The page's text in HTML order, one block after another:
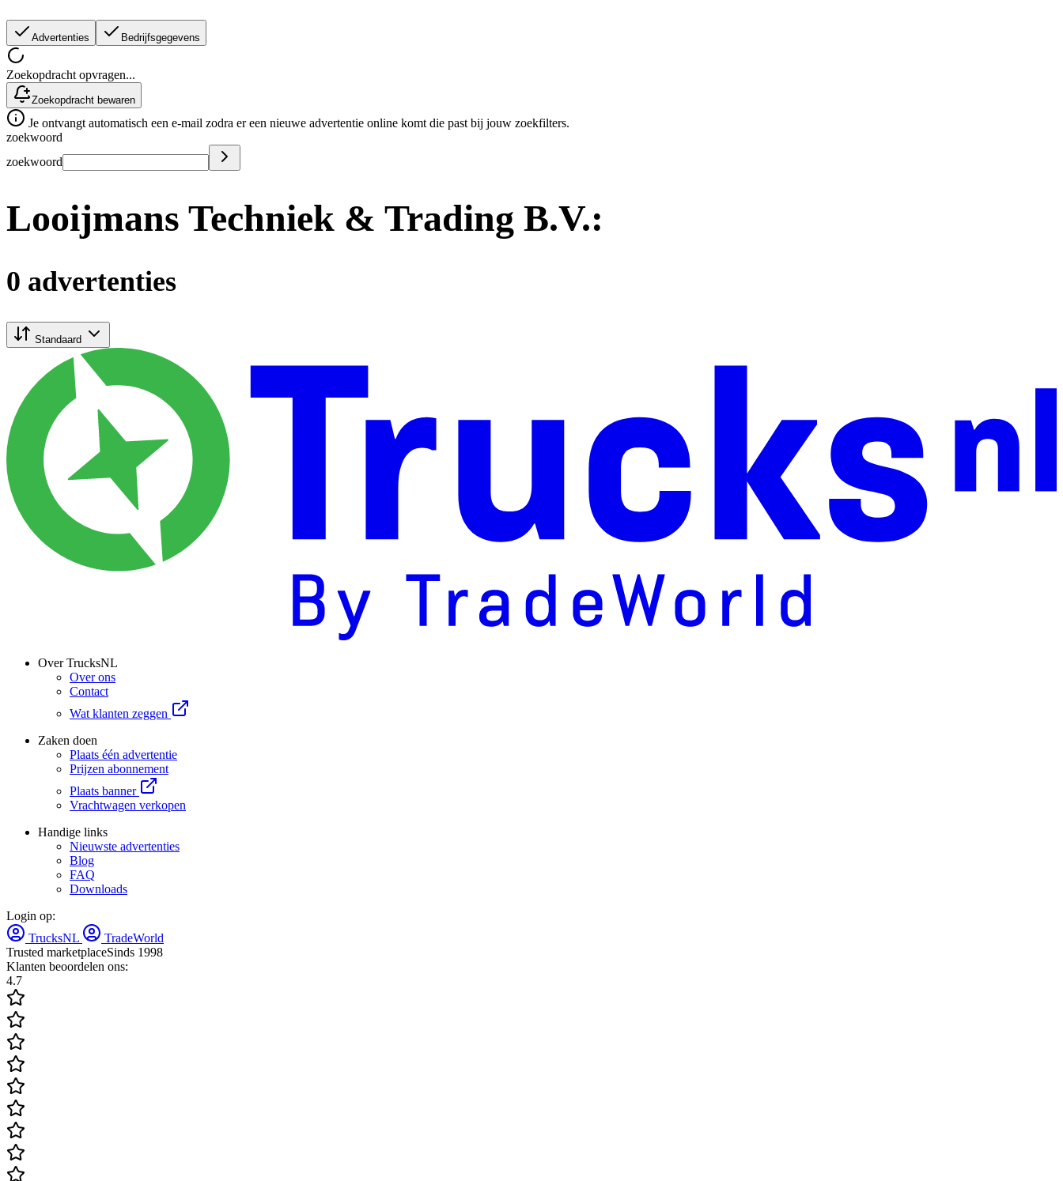
Advertenties Bedrijfsgegevens
Zoekopdracht opvragen...
Zoekopdracht bewaren
Je ontvangt automatisch een e-mail zodra er een nieuwe advertentie online komt die past bij jouw zoekfilters.
zoekwoord
zoekwoord
Looijmans Techniek & Trading B.V.:
0 advertenties
Standaard
Over TrucksNL
Over ons
Contact
Wat klanten zeggen
Zaken doen
Plaats één advertentie
Prijzen abonnement
Plaats banner
Vrachtwagen verkopen
Handige links
Nieuwste advertenties
Blog
FAQ
Downloads
Login op:
TrucksNL
TradeWorld
Trusted marketplaceSinds 1998
Klanten beoordelen ons:
4.7